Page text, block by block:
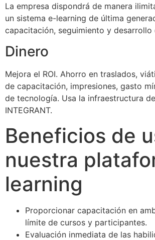
La empresa dispondrá de manera
un sistema e-learning de última
capacitación, seguimiento y desarrollo
Dinero
Mejora el ROI. Ahorro en traslados,
de capacitación, impresiones, gasto
de tecnología. Usa la infraestructura
INTEGRANT.
Beneficios de
nuestra
learning
Proporcionar capacitación en
límite de cursos y participantes.
Evaluación inmediata de las